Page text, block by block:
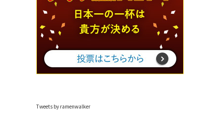
Tweets by ramenwalker